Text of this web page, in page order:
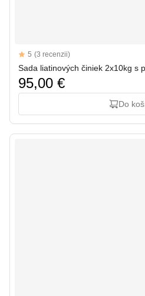
Reviews
5 out of 5 stars
5 (3 recenzii)
Sada liatinových činiek 2x10kg s
95,00 €
Do